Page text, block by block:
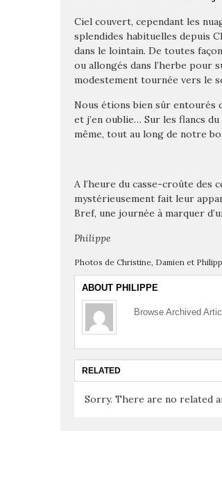
Ciel couvert, cependant les
splendides habituelles depuis
dans le lointain. De toutes
ou allongés dans l’herbe pour
modestement tournée vers le
Nous étions bien sûr entourés
et j’en oublie… Sur les flancs
même, tout au long de notre
A l’heure du casse-croûte des
mystérieusement fait leur
Bref, une journée à marquer
Philippe
Photos de Christine, Damien et
ABOUT PHILIPPE
Browse Archived
RELATED
Sorry. There are no related